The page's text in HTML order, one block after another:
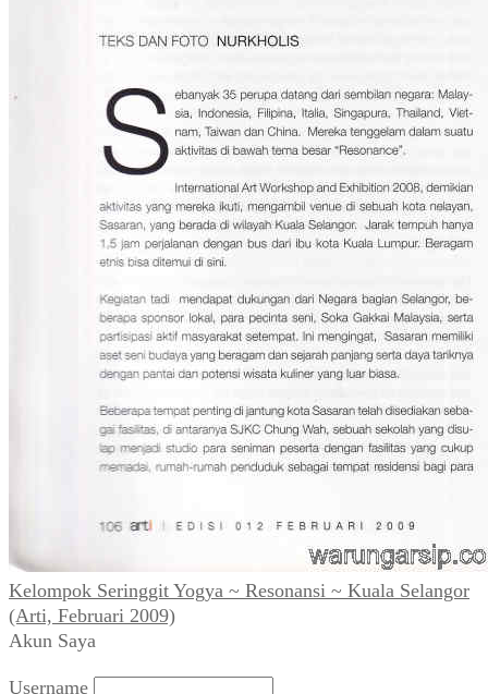
Kelompok Seringgit Yogya ~ Resonansi ~ Kuala Selangor
(Arti, Februari 2009)
Akun Saya
Username